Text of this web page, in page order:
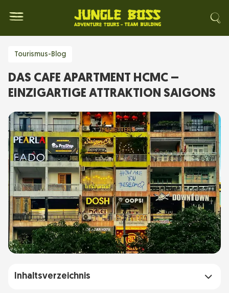
Tourismus-Blog
DAS CAFE APARTMENT HCMC –
EINZIGARTIGE ATTRAKTION SAIGONS
Inhaltsverzeichnis